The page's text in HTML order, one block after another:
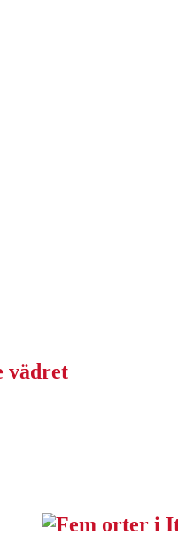
vädret